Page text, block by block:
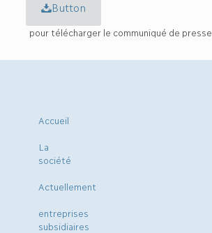
Button
pour télécharger le communiqué de presse.
Accueil
La
société
Actuellement
entreprises
subsidiaires